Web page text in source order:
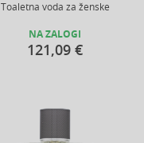
Toaletna voda za ženske
NA ZALOGI
121,09 €